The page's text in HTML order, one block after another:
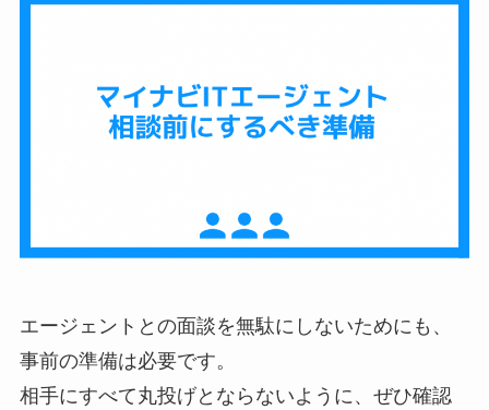
エージェントとの面談を無駄にしないためにも、
事前の準備は必要です。
相手にすべて丸投げとならないように、ぜひ確認